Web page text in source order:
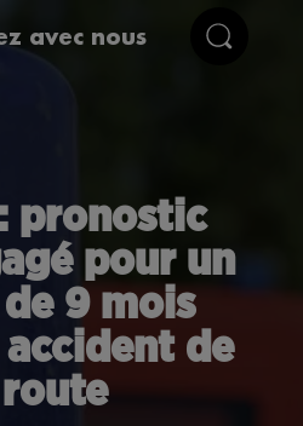
avec nous
pronostic
pour un
9 mois
de
route